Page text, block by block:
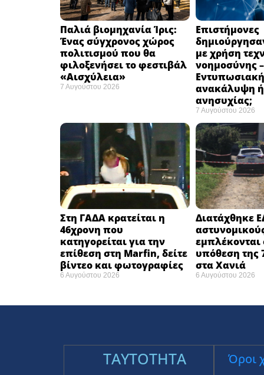
Παλιά βιομηχανία Ίρις:
Ένας σύγχρονος χώρος
πολιτισμού που θα
φιλοξενήσει το φεστιβάλ
«Αισχύλεια» ​
7 Αυγούστου 2026
Επιστήμονες
με χρήση
νοημοσύνης –
Εντυπωσιακή
ανακάλυψη
ανησυχίας; ​
7 Αυγούστου 2026
Στη ΓΑΔΑ κρατείται η
46χρονη που
κατηγορείται για την
επίθεση στη Marfin, δείτε
βίντεο και φωτογραφίες
6 Αυγούστου 2026
Διατάχθηκε
εμπλέκονται
υπόθεση της
στα Χανιά
6 Αυγούστου 2026
TAYTOTHTA
Όροι